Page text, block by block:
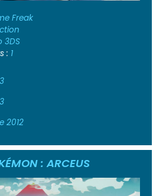
Freak
3DS
: 1
2012
: ARCEUS